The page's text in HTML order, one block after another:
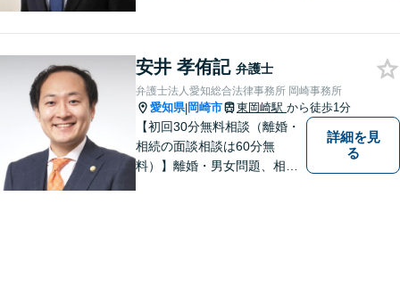
安井 孝侑記 弁護士
弁護士法人愛知総合法律事務所 岡崎事務所
愛知県|岡崎市 東岡崎駅 から徒歩1分
【初回30分無料相談（離婚・
相続の面談相談は60分無
料）】離婚・男女問題、相
詳細を見
る